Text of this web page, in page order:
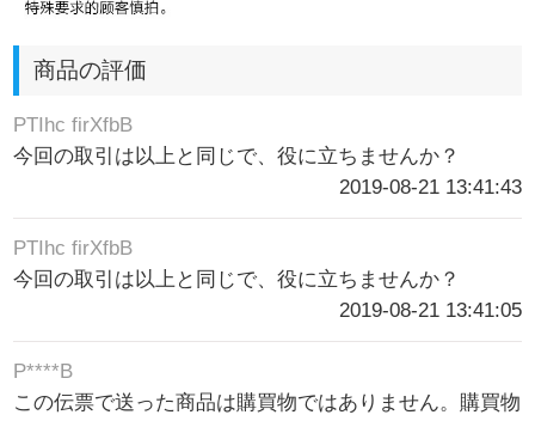
商品の評価
PTIhc firXfbB
今回の取引は以上と同じで、役に立ちませんか？
2019-08-21 13:41:43
PTIhc firXfbB
今回の取引は以上と同じで、役に立ちませんか？
2019-08-21 13:41:05
P****B
この伝票で送った商品は購買物ではありません。購買物